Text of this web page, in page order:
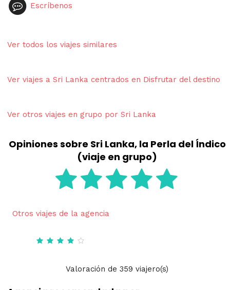
Escríbenos
Ver todos los viajes similares
Ver viajes a Sri Lanka centrados en Disfrutar del destino
Ver otros viajes en grupo por Sri Lanka
Opiniones sobre Sri Lanka, la Perla del Índico
(viaje en grupo)
Otros viajes de la agencia
Valoración de 359 viajero(s)